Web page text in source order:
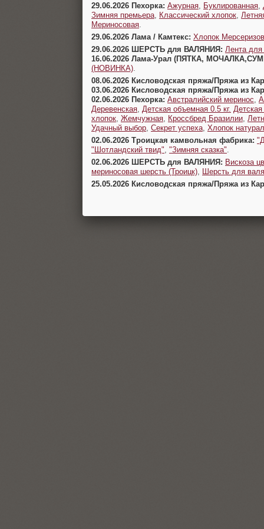
29.06.2026 Пехорка: Ажурная Буклированная
Зимняя премьера
Классический хлопок
Мериносовая
29.06.2026 Лама / Камтекс: Хлопок
29.06.2026 ШЕРСТЬ для ВАЛЯНИЯ: Лента для
16.06.2026 Лама-Урал (ПЯТКА,
(НОВИНКА)
08.06.2026 Кисловодская пряжа/Пряжа из
03.06.2026 Кисловодская пряжа/Пряжа из
02.06.2026 Пехорка: Австралийский меринос
Деревенская Детская объемная 0.5 кг.
хлопок Жемчужная Кроссбред Бразилии
Удачный выбор Секрет успеха Хлопок
02.06.2026 Троицкая камвольная фабрика:
"Шотландский твид" "Зимняя сказка"
02.06.2026 ШЕРСТЬ для ВАЛЯНИЯ: Вискоза
мериносовая шерсть (Троицк)
Шерсть для
25.05.2026 Кисловодская пряжа/Пряжа из